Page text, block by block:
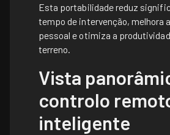
Esta portabilidade reduz
tempo de intervenção, melhora
pessoal e otimiza a
terreno.
Vista
controlo
inteligente